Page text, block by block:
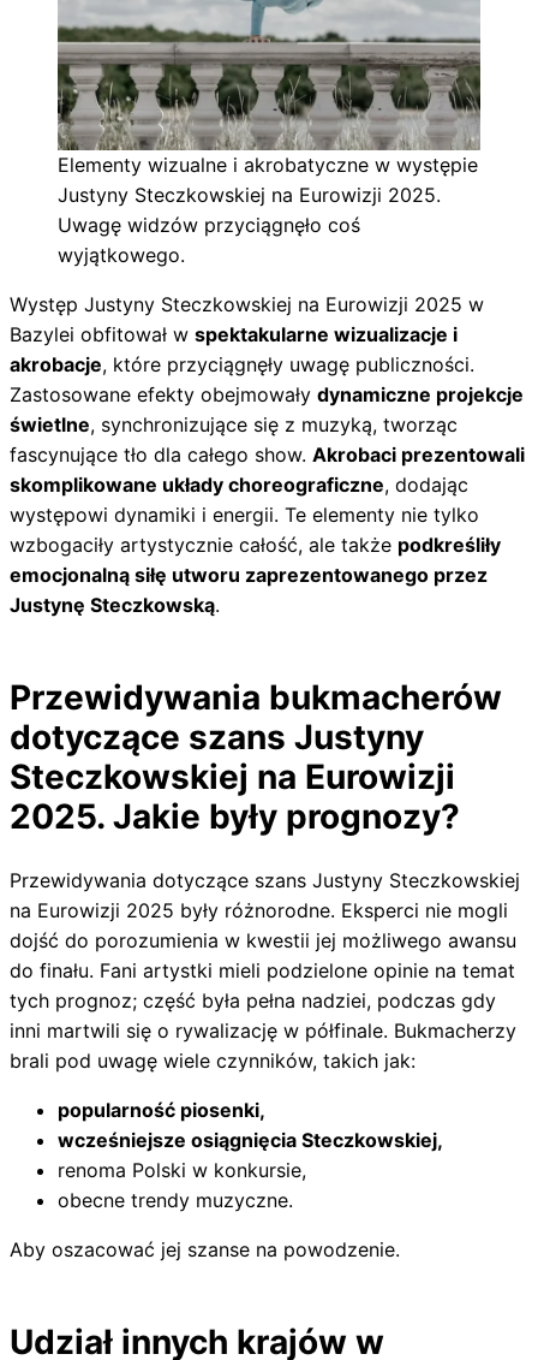
Elementy wizualne i akrobatyczne w występie
Justyny Steczkowskiej na Eurowizji 2025.
Uwagę widzów przyciągnęło coś
wyjątkowego.
Występ Justyny Steczkowskiej na Eurowizji 2025 w
Bazylei obfitował w spektakularne wizualizacje i
akrobacje, które przyciągnęły uwagę publiczności.
Zastosowane efekty obejmowały dynamiczne projekcje
świetlne, synchronizujące się z muzyką, tworząc
fascynujące tło dla całego show. Akrobaci prezentowali
skomplikowane układy choreograficzne, dodając
występowi dynamiki i energii. Te elementy nie tylko
wzbogaciły artystycznie całość, ale także podkreśliły
emocjonalną siłę utworu zaprezentowanego przez
Justynę Steczkowską.
Przewidywania bukmacherów
dotyczące szans Justyny
Steczkowskiej na Eurowizji
2025. Jakie były prognozy?
Przewidywania dotyczące szans Justyny Steczkowskiej
na Eurowizji 2025 były różnorodne. Eksperci nie mogli
dojść do porozumienia w kwestii jej możliwego awansu
do finału. Fani artystki mieli podzielone opinie na temat
tych prognoz; część była pełna nadziei, podczas gdy
inni martwili się o rywalizację w półfinale. Bukmacherzy
brali pod uwagę wiele czynników, takich jak:
popularność piosenki,
wcześniejsze osiągnięcia Steczkowskiej,
renoma Polski w konkursie,
obecne trendy muzyczne.
Aby oszacować jej szanse na powodzenie.
Udział innych krajów w